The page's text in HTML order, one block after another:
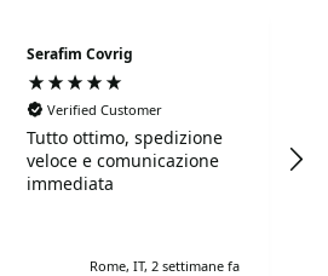
Serafim Covrig
Verified Customer
Tutto ottimo, spedizione
veloce e comunicazione
immediata
Rome, IT, 2 settimane fa